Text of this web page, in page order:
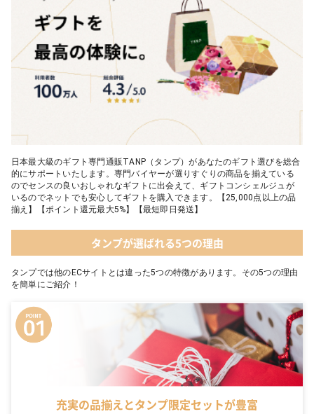
05 2人のための体験カタログ FOR2ギフト（GREEN）
日本最大級のギフト専門通販TANP（タンプ）があなたのギフト選びを総合
的にサポートいたします。専門バイヤーが選りすぐりの商品を揃えている
のでセンスの良いおしゃれなギフトに出会えて、ギフトコンシェルジュが
いるのでネットでも安心してギフトを購入できます。【25,000点以上の品
揃え】【ポイント還元最大5%】【最短即日発送】
タンプが選ばれる5つの理由
タンプでは他のECサイトとは違った5つの特徴があります。その5つの理由
を簡単にご紹介！
充実の品揃えとタンプ限定セットが豊富